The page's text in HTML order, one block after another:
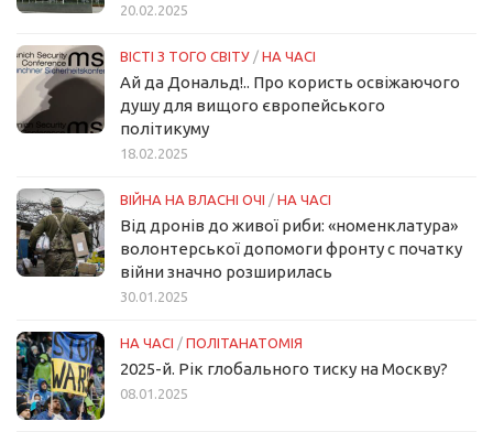
20.02.2025
ВІСТІ З ТОГО СВІТУ / НА ЧАСІ
Ай да Дональд!.. Про користь освіжаючого
душу для вищого європейського
політикуму
18.02.2025
ВІЙНА НА ВЛАСНІ ОЧІ / НА ЧАСІ
Від дронів до живої риби: «номенклатура»
волонтерської допомоги фронту с початку
війни значно розширилась
30.01.2025
НА ЧАСІ / ПОЛІТАНАТОМІЯ
2025-й. Рік глобального тиску на Москву?
08.01.2025